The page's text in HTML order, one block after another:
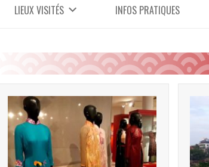
LIEUX VISITÉS INFOS PRATIQUES